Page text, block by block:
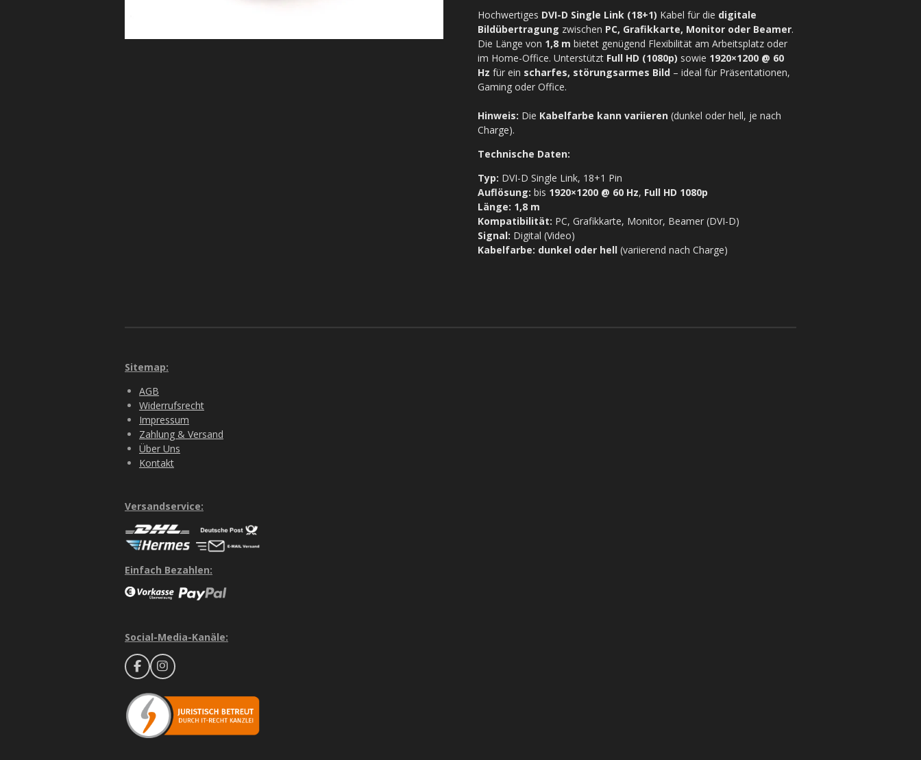
Hochwertiges DVI-D Single Link (18+1) Kabel für die digitale
Bildübertragung zwischen PC, Grafikkarte, Monitor oder Beamer.
Die Länge von 1,8 m bietet genügend Flexibilität am Arbeitsplatz oder
im Home-Office. Unterstützt Full HD (1080p) sowie 1920×1200 @ 60
Hz für ein scharfes, störungsarmes Bild – ideal für Präsentationen,
Gaming oder Office.
Hinweis: Die Kabelfarbe kann variieren (dunkel oder hell, je nach
Charge).
Technische Daten:
Typ: DVI-D Single Link, 18+1 Pin
Auflösung: bis 1920×1200 @ 60 Hz, Full HD 1080p
Länge: 1,8 m
Kompatibilität: PC, Grafikkarte, Monitor, Beamer (DVI-D)
Signal: Digital (Video)
Kabelfarbe: dunkel oder hell (variierend nach Charge)
Sitemap:
AGB
Widerrufsrecht
Impressum
Zahlung & Versand
Über Uns
Kontakt
Versandservice:
Einfach Bezahlen:
Social-Media-Kanäle:
F
a
c
e
b
o
I
n
t
g
r